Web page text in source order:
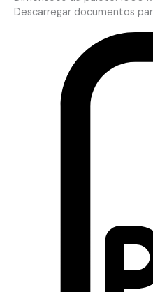
Descarregar documentos